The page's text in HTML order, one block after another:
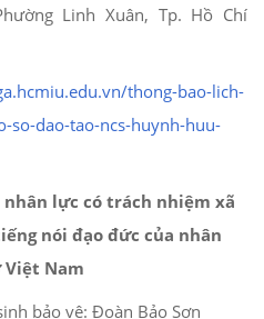
Linh Xuân, Tp. Hồ Chí
thong-bao-lich-
so-dao-tao-ncs-huynh-huu-
nhân lực có trách nhiệm xã
nói đạo đức của nhân
Nam
bảo vệ: Đoàn Bảo Sơn